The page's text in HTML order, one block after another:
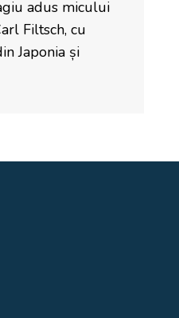
adus micului
Filtsch, cu
Japonia și